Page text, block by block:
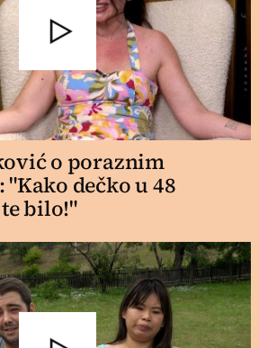
o poraznim
dečko u 48
bilo!"